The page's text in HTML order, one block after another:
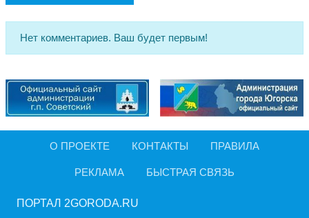
Нет комментариев. Ваш будет первым!
О ПРОЕКТЕ КОНТАКТЫ ПРАВИЛА
РЕКЛАМА БЫСТРАЯ СВЯЗЬ
ПОРТАЛ 2GORODA.RU